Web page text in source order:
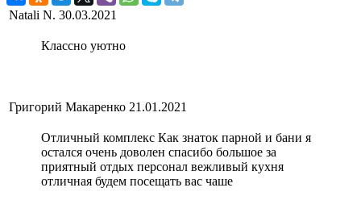
Natali N. 30.03.2021
Классно уютно
Григорий Макаренко 21.01.2021
Отличный комплекс Как знаток парной и бани я
остался очень доволен спасибо большое за
приятный отдых персонал вежливый кухня
отличная будем посещать вас чаше